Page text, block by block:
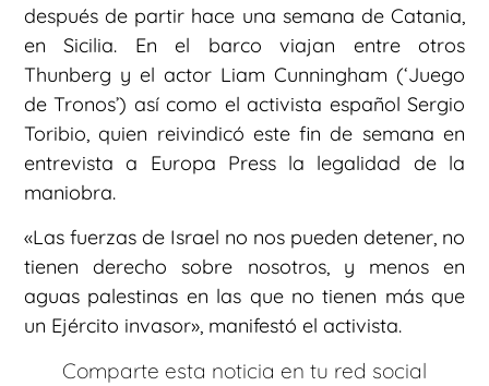
después de partir hace una semana de Catania,
en Sicilia. En el barco viajan entre otros
Thunberg y el actor Liam Cunningham (‘Juego
de Tronos’) así como el activista español Sergio
Toribio, quien reivindicó este fin de semana en
entrevista a Europa Press la legalidad de la
maniobra.
«Las fuerzas de Israel no nos pueden detener, no
tienen derecho sobre nosotros, y menos en
aguas palestinas en las que no tienen más que
un Ejército invasor», manifestó el activista.
Comparte esta noticia en tu red social